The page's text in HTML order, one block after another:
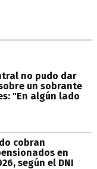
no pudo dar
un sobrante
"En algún lado
cobran
en
según el DNI